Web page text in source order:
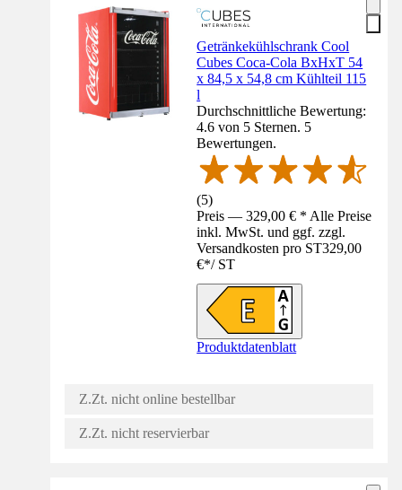
Getränkekühlschrank Cool
Cubes Coca-Cola BxHxT 54
x 84,5 x 54,8 cm Kühlteil 115
l
Durchschnittliche Bewertung:
4.6 von 5 Sternen. 5
Bewertungen.
(5)
Preis — 329,00 € * Alle Preise
inkl. MwSt. und ggf. zzgl.
Versandkosten pro ST329,00
€*/ ST
Produktdatenblatt
Z.Zt. nicht online bestellbar
Z.Zt. nicht reservierbar